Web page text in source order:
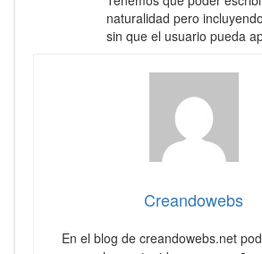
naturalidad pero
sin que el usuario pueda
Creandowebs
En el blog de creandowebs.net